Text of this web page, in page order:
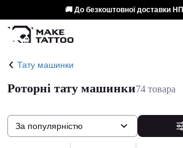
🚚 До безкоштовної доставки НП
Тату машинки
Роторні тату машинки74 товара
За популярністю